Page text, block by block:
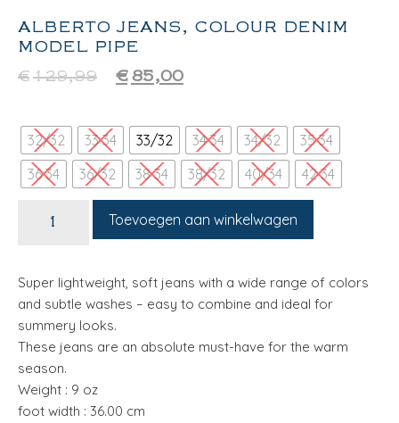
ALBERTO JEANS, COLOUR DENIM
MODEL PIPE
€129,99 € 85,00
32/32 33 34 33/32 34 34 34/32
35 34
36 34
36/32 38 34 38/32 40/34 42 34
Toevoegen aan winkelwagen
Super lightweight, soft jeans with a wide range of colors
and subtle washes – easy to combine and ideal for
summery looks.
These jeans are an absolute must-have for the warm
season.
Weight : 9 oz
foot width : 36.00 cm